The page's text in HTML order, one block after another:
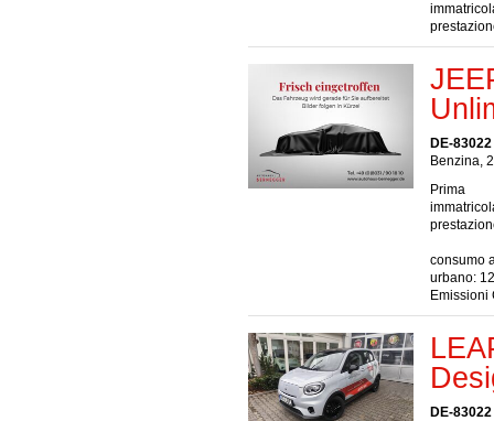
DE-
Benzina,
Prima
consumo
urbano:
Emissioni
DE-